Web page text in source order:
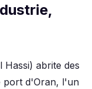
abrite des
port d'Oran, l'un